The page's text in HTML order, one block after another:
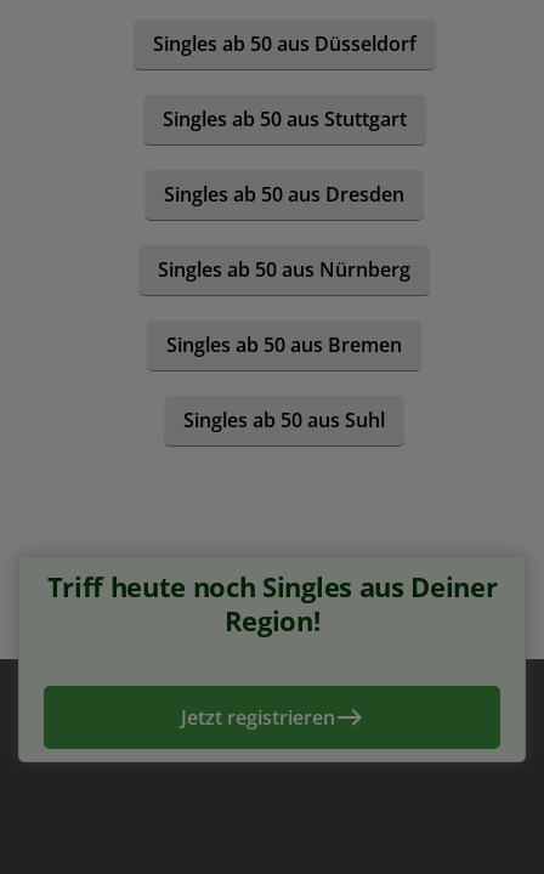
Singles ab 50 aus Düsseldorf
Singles ab 50 aus Stuttgart
Singles ab 50 aus Dresden
Singles ab 50 aus Nürnberg
Singles ab 50 aus Bremen
Singles ab 50 aus Suhl
Triff heute noch Singles aus Deiner
Region!
Jetzt registrieren